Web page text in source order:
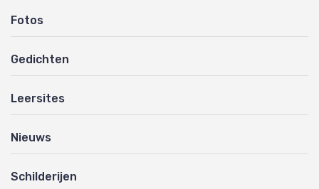
Fotos
Gedichten
Leersites
Nieuws
Schilderijen